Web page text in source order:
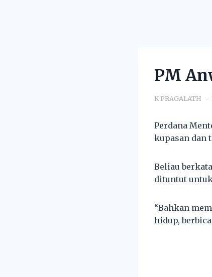
PM
K PRAGALATH
Perdana
kupasan dan
Beliau
dituntut
“Bahkan
hidup,